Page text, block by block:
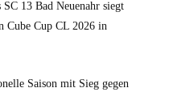
13 Bad Neuenahr siegt
Cube Cup CL 2026 in
Saison mit Sieg gegen